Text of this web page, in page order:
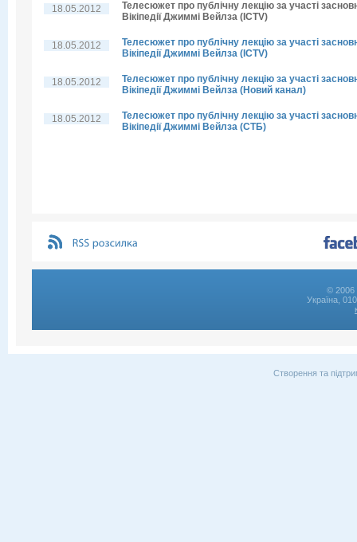
18.05.2012
Телесюжет про публічну лекцію за участі
Вікіпедії Джиммі Вейлза (ICTV)
18.05.2012
Телесюжет про публічну лекцію за участі
Вікіпедії Джиммі Вейлза (ICTV)
18.05.2012
Телесюжет про публічну лекцію за участі
Вікіпедії Джиммі Вейлза (Новий канал)
18.05.2012
Телесюжет про публічну лекцію за участі
Вікіпедії Джиммі Вейлза (СТБ)
© 2006
Україна,
Створення та